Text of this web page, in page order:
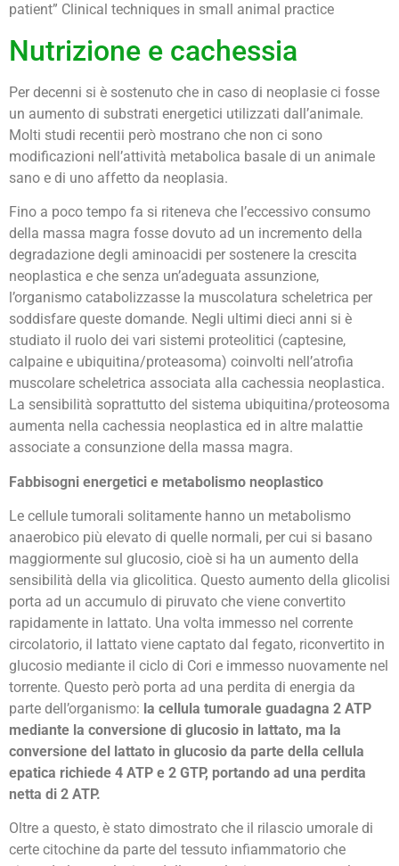
patient” Clinical techniques in small animal practice
Nutrizione e cachessia
Per decenni si è sostenuto che in caso di neoplasie ci fosse
un aumento di substrati energetici utilizzati dall’animale.
Molti studi recentii però mostrano che non ci sono
modificazioni nell’attività metabolica basale di un animale
sano e di uno affetto da neoplasia.
Fino a poco tempo fa si riteneva che l’eccessivo consumo
della massa magra fosse dovuto ad un incremento della
degradazione degli aminoacidi per sostenere la crescita
neoplastica e che senza un’adeguata assunzione,
l’organismo catabolizzasse la muscolatura scheletrica per
soddisfare queste domande. Negli ultimi dieci anni si è
studiato il ruolo dei vari sistemi proteolitici (captesine,
calpaine e ubiquitina/proteasoma) coinvolti nell’atrofia
muscolare scheletrica associata alla cachessia neoplastica.
La sensibilità soprattutto del sistema ubiquitina/proteosoma
aumenta nella cachessia neoplastica ed in altre malattie
associate a consunzione della massa magra.
Fabbisogni energetici e metabolismo neoplastico
Le cellule tumorali solitamente hanno un metabolismo
anaerobico più elevato di quelle normali, per cui si basano
maggiormente sul glucosio, cioè si ha un aumento della
sensibilità della via glicolitica. Questo aumento della glicolisi
porta ad un accumulo di piruvato che viene convertito
rapidamente in lattato. Una volta immesso nel corrente
circolatorio, il lattato viene captato dal fegato, riconvertito in
glucosio mediante il ciclo di Cori e immesso nuovamente nel
torrente. Questo però porta ad una perdita di energia da
parte dell’organismo: la cellula tumorale guadagna 2 ATP
mediante la conversione di glucosio in lattato, ma la
conversione del lattato in glucosio da parte della cellula
epatica richiede 4 ATP e 2 GTP, portando ad una perdita
netta di 2 ATP.
Oltre a questo, è stato dimostrato che il rilascio umorale di
certe citochine da parte del tessuto infiammatorio che